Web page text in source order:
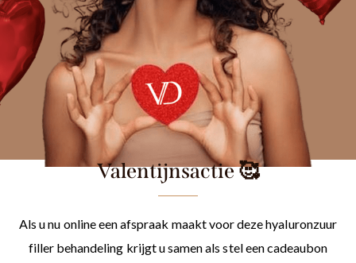
Valentijnsactie 🥰
Als u nu online een afspraak maakt voor deze hyaluronzuur
filler behandeling krijgt u samen als stel een cadeaubon